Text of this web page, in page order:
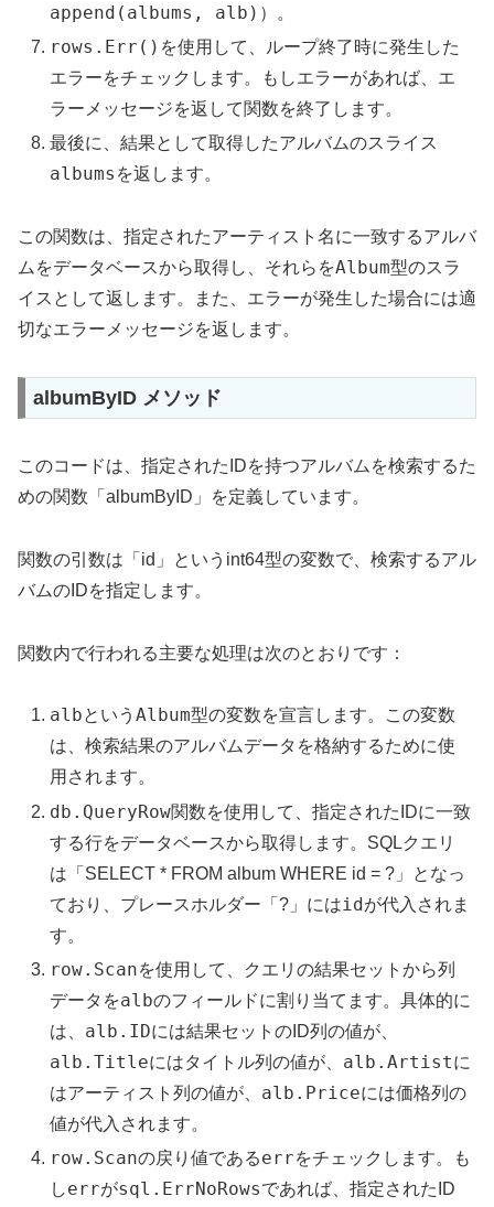
append(albums, alb) ）。
rows.Err() を使用して、ループ終了時に発生した
エラーをチェックします。もしエラーがあれば、エ
ラーメッセージを返して関数を終了します。
最後に、結果として取得したアルバムのスライス
albums を返します。
この関数は、指定されたアーティスト名に一致するアルバ
ムをデータベースから取得し、それらをAlbum型のスラ
イスとして返します。また、エラーが発生した場合には適
切なエラーメッセージを返します。
albumByID メソッド
このコードは、指定されたIDを持つアルバムを検索するた
めの関数「albumByID」を定義しています。
関数の引数は「id」というint64型の変数で、検索するアル
バムのIDを指定します。
関数内で行われる主要な処理は次のとおりです：
albというAlbum型の変数を宣言します。この変数
は、検索結果のアルバムデータを格納するために使
用されます。
db.QueryRow関数を使用して、指定されたIDに一致
する行をデータベースから取得します。SQLクエリ
は「SELECT * FROM album WHERE id = ?」となっ
ており、プレースホルダー「?」にはidが代入されま
す。
row.Scanを使用して、クエリの結果セットから列
データをalbのフィールドに割り当てます。具体的に
は、 alb.IDには結果セットのID列の値が、
alb.Titleにはタイトル列の値が、 alb.Artistに
はアーティスト列の値が、 alb.Priceには価格列の
値が代入されます。
row.Scanの戻り値であるerrをチェックします。も
しerrがsql.ErrNoRowsであれば、指定されたID